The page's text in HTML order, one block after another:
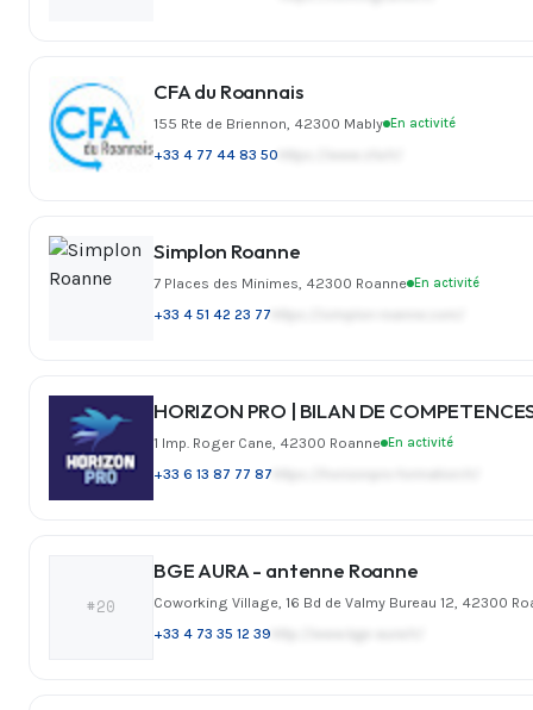
CFA du Roannais
155 Rte de Briennon, 42300 Mably En activité
+33 4 77 44 83 50
Simplon Roanne
7 Places des Minimes, 42300 Roanne En activité
+33 4 51 42 23 77
HORIZON PRO | BILAN DE
1 Imp. Roger Cane, 42300 Roanne En activité
+33 6 13 87 77 87
#20
BGE AURA - antenne Roanne
Coworking Village, 16 Bd de Valmy Bureau 12, 42300
+33 4 73 35 12 39